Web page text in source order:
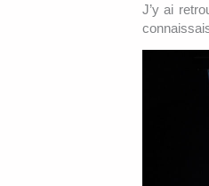
J’y ai